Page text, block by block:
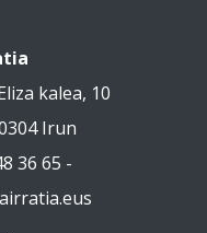
kalea, 10
Irun
36 65 -